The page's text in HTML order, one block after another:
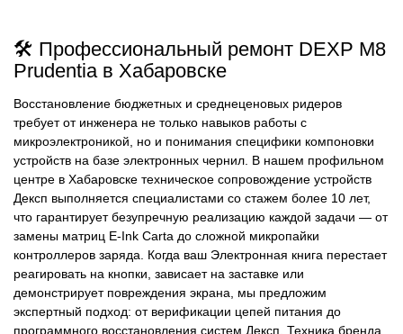
🛠️ Профессиональный ремонт DEXP M8
Prudentia в Хабаровске
Восстановление бюджетных и среднеценовых ридеров
требует от инженера не только навыков работы с
микроэлектроникой, но и понимания специфики компоновки
устройств на базе электронных чернил. В нашем профильном
центре в Хабаровске техническое сопровождение устройств
Дексп выполняется специалистами со стажем более 10 лет,
что гарантирует безупречную реализацию каждой задачи — от
замены матриц E-Ink Carta до сложной микропайки
контроллеров заряда. Когда ваш Электронная книга перестает
реагировать на кнопки, зависает на заставке или
демонстрирует повреждения экрана, мы предложим
экспертный подход: от верификации цепей питания до
программного восстановления систем Дексп. Техника бренда